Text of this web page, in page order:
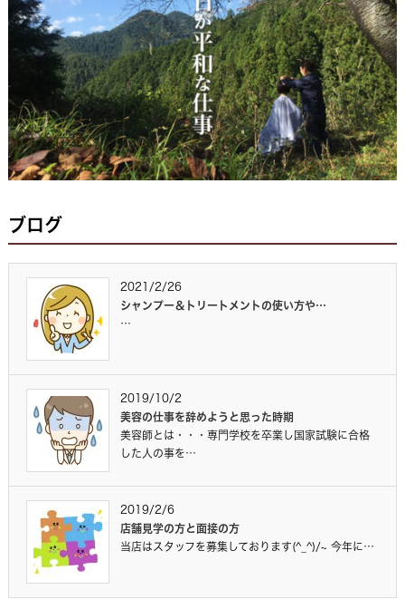
ブログ
2021/2/26
シャンプー＆トリートメントの使い方や…
…
2019/10/2
美容の仕事を辞めようと思った時期
美容師とは・・・専門学校を卒業し国家試験に合格
した人の事を…
2019/2/6
店舗見学の方と面接の方
当店はスタッフを募集しております(^_^)/~ 今年に…